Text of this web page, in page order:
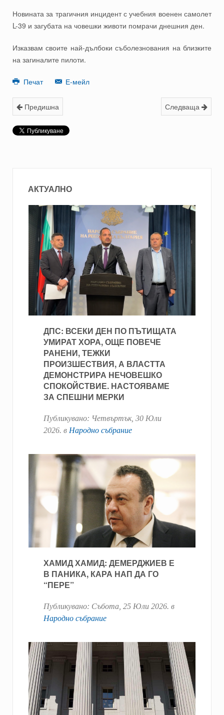
Новината за трагичния инцидент с учебния военен самолет
L-39 и загубата на човешки животи помрачи днешния ден.
Изказвам своите най-дълбоки съболезнования на близките
на загиналите пилоти.
Печат Е-мейл
Предишна Следваща
АКТУАЛНО
ДПС: ВСЕКИ ДЕН ПО ПЪТИЩАТА
УМИРАТ ХОРА, ОЩЕ ПОВЕЧЕ
РАНЕНИ, ТЕЖКИ
ПРОИЗШЕСТВИЯ, А ВЛАСТТА
ДЕМОНСТРИРА НЕЧОВЕШКО
СПОКОЙСТВИЕ. НАСТОЯВАМЕ
ЗА СПЕШНИ МЕРКИ
Публикувано: Четвъртък, 30 Юли
2026. в Народно събрание
ХАМИД ХАМИД: ДЕМЕРДЖИЕВ Е
В ПАНИКА, КАРА НАП ДА ГО
“ПЕРЕ”
Публикувано: Събота, 25 Юли 2026. в
Народно събрание